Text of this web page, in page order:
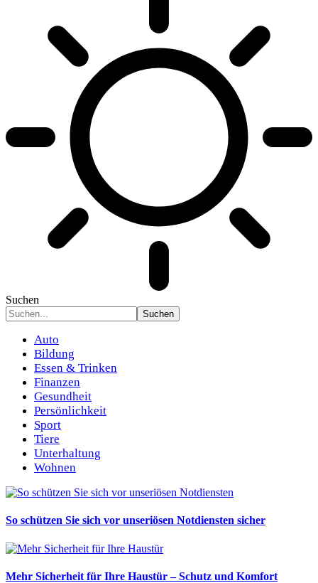
Suchen
Auto
Bildung
Essen & Trinken
Finanzen
Gesundheit
Persönlichkeit
Sport
Tiere
Unterhaltung
Wohnen
So schützen Sie sich vor unseriösen Notdiensten sicher
Mehr Sicherheit für Ihre Haustür – Schutz und Komfort